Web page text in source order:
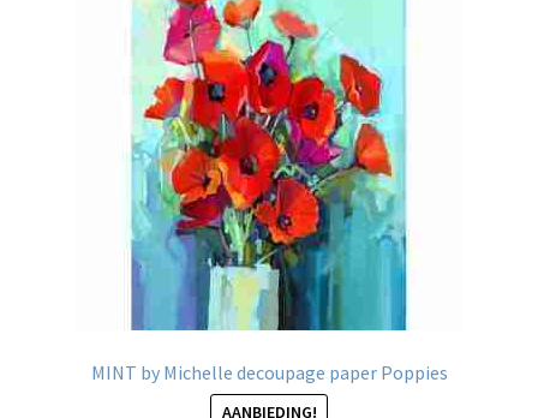
MINT by Michelle decoupage paper Poppies
AANBIEDING!